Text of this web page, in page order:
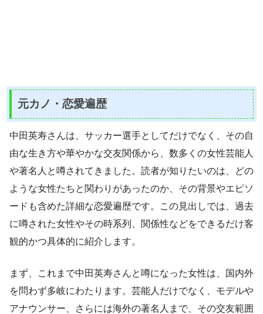
元カノ・恋愛遍歴
中田英寿さんは、サッカー選手としてだけでなく、その自
由な生き方や華やかな交友関係から、数多くの女性芸能人
や著名人と噂されてきました。読者が知りたいのは、どの
ような女性たちと関わりがあったのか、その背景やエピソ
ードも含めた詳細な恋愛遍歴です。この見出しでは、過去
に噂された女性やその時系列、関係性などをできるだけ客
観的かつ具体的に紹介します。
まず、これまで中田英寿さんと噂になった女性は、国内外
を問わず多岐にわたります。芸能人だけでなく、モデルや
アナウンサー、さらには海外の著名人まで、その交友範囲